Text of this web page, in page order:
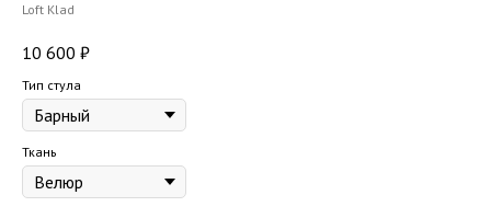
Loft Klad
10 600 ₽
Тип стула
Ткань